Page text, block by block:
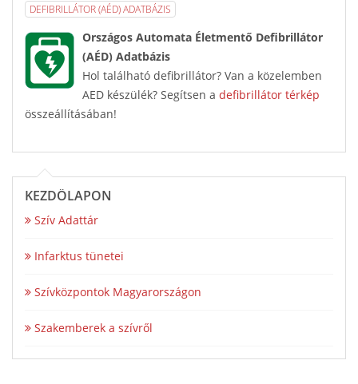
DEFIBRILLÁTOR (AÉD) ADATBÁZIS
Országos Automata Életmentő Defibrillátor
(AÉD) Adatbázis
Hol található defibrillátor? Van a közelemben
AED készülék? Segítsen a defibrillátor térkép
összeállításában!
KEZDŐLAPON
Szív Adattár
Infarktus tünetei
Szívközpontok Magyarországon
Szakemberek a szívről